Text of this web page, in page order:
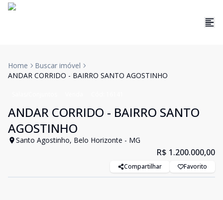
Home
Buscar imóvel
ANDAR CORRIDO - BAIRRO SANTO AGOSTINHO
ANDAR CORRIDO - BAIRRO SANTO
AGOSTINHO
Santo Agostinho, Belo Horizonte - MG
R$ 1.200.000,00
Compartilhar Favorito